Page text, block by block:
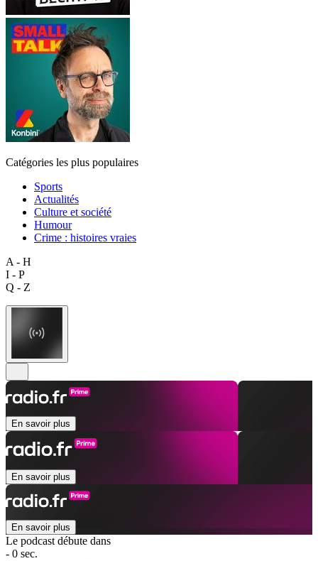
Catégories les plus populaires
Sports
Actualités
Culture et société
Humour
Crime : histoires vraies
A - H
I - P
Q - Z
En savoir plus
En savoir plus
En savoir plus
Le podcast débute dans
- 0 sec.